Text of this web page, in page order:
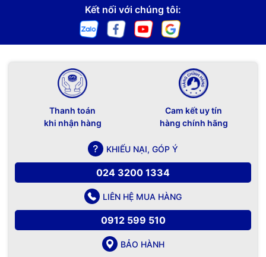
Kết nối với chúng tôi:
Thanh toán
khi nhận hàng
Cam kết uy tín
hàng chính hãng
KHIẾU NẠI, GÓP Ý
024 3200 1334
LIÊN HỆ MUA HÀNG
0912 599 510
BẢO HÀNH